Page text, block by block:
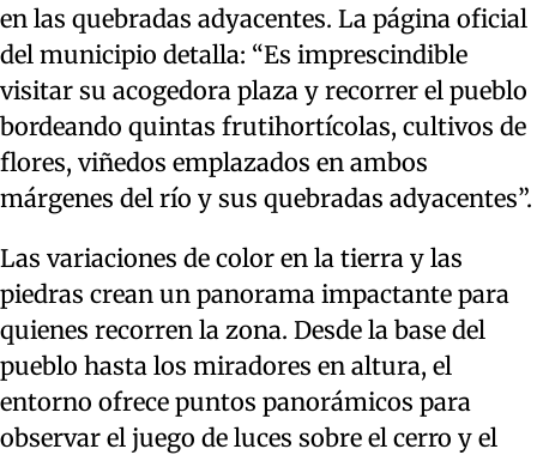
en las quebradas adyacentes. La página oficial
del municipio detalla: “Es imprescindible
visitar su acogedora plaza y recorrer el pueblo
bordeando quintas frutihortícolas, cultivos de
flores, viñedos emplazados en ambos
márgenes del río y sus quebradas adyacentes”.
Las variaciones de color en la tierra y las
piedras crean un panorama impactante para
quienes recorren la zona. Desde la base del
pueblo hasta los miradores en altura, el
entorno ofrece puntos panorámicos para
observar el juego de luces sobre el cerro y el